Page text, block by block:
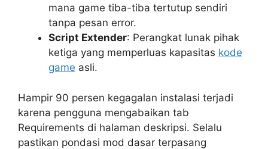
mana game tiba-tiba tertutup sendiri
tanpa pesan error.
Script Extender: Perangkat lunak pihak
ketiga yang memperluas kapasitas kode
game asli.
Hampir 90 persen kegagalan instalasi terjadi
karena pengguna mengabaikan tab
Requirements di halaman deskripsi. Selalu
pastikan pondasi mod dasar terpasang